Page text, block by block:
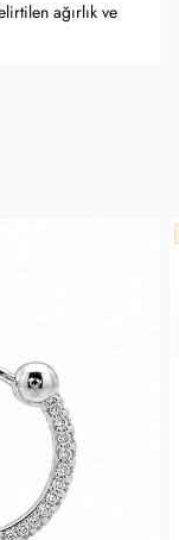
ağırlık ve